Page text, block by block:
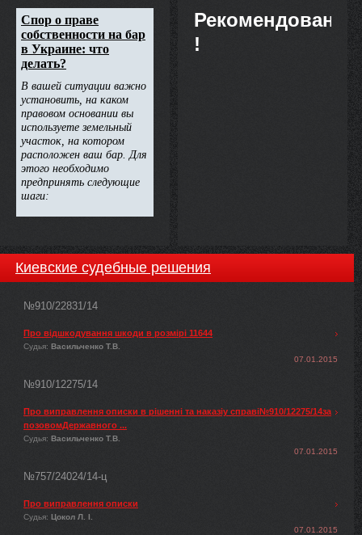
постановляє:
Рекомендовано
!
Киевские судебные решения
№910/22831/14
Про відшкодування шкоди в розмірі 11644
Судья: Васильченко Т.В.
07.01.2015
№910/12275/14
Про виправлення описки в рішенні та наказіу справі№910/12275/14за
позовомДержавного ...
Судья: Васильченко Т.В.
07.01.2015
№757/24024/14-ц
Про виправлення описки
Судья: Цокол Л. І.
07.01.2015